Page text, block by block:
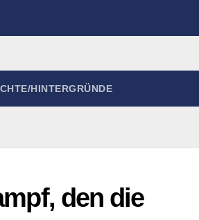
HINTERGRÜNDE
den die